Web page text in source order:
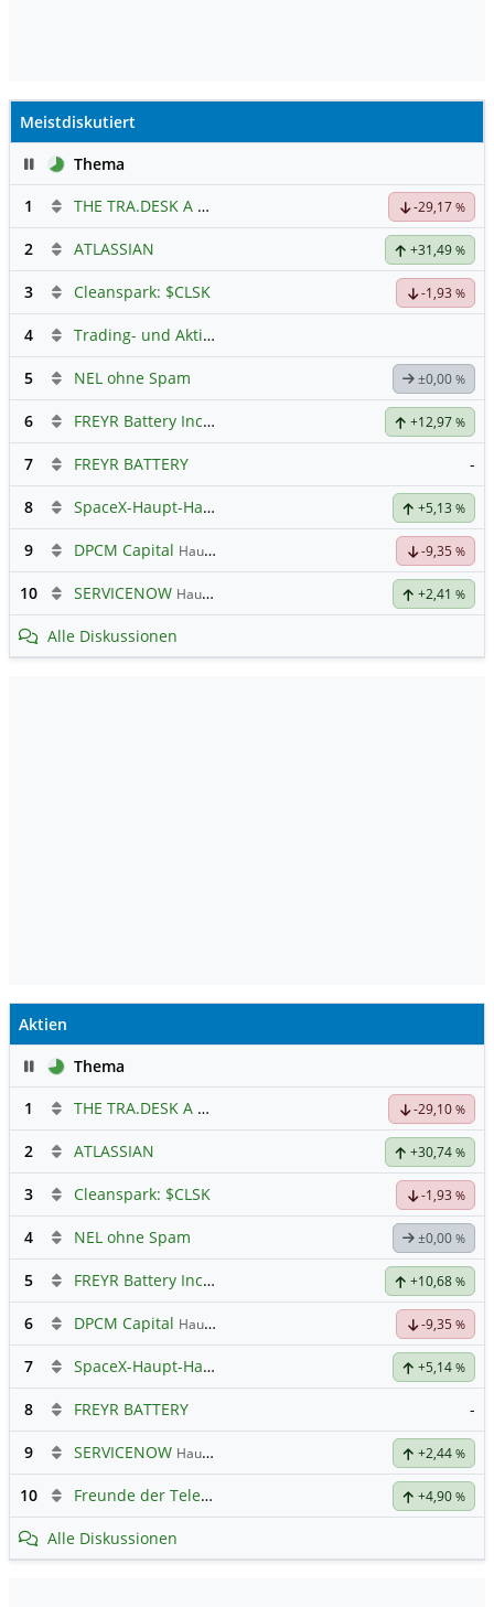
Meistdiskutiert
PauseThema
1
THE TRA.DESK A DL-,000001 -29,17 %
2 ATLASSIAN +31,49 %
3 Cleanspark: $CLSK -1,93 %
4 Trading- und Aktien-Chat
5 NEL ohne Spam ±0,00 %
6 FREYR Battery Inc Registered Shs Hauptdiskussion+12,97 %
7 FREYR BATTERY -
8 SpaceX-Haupt-Hauptforum +5,13 %
9 DPCM Capital Hauptdiskussion -9,35 %
10 SERVICENOW Hauptdiskussion +2,41 %
Alle Diskussionen
Aktien
PauseThema
1
THE TRA.DESK A DL-,000001 -29,10 %
2 ATLASSIAN +30,74 %
3 Cleanspark: $CLSK -1,93 %
4 NEL ohne Spam ±0,00 %
5 FREYR Battery Inc Registered Shs Hauptdiskussion+10,68 %
6 DPCM Capital Hauptdiskussion -9,35 %
7 SpaceX-Haupt-Hauptforum +5,14 %
8 FREYR BATTERY -
9 SERVICENOW Hauptdiskussion +2,44 %
10 Freunde der Telekom +4,90 %
Alle Diskussionen